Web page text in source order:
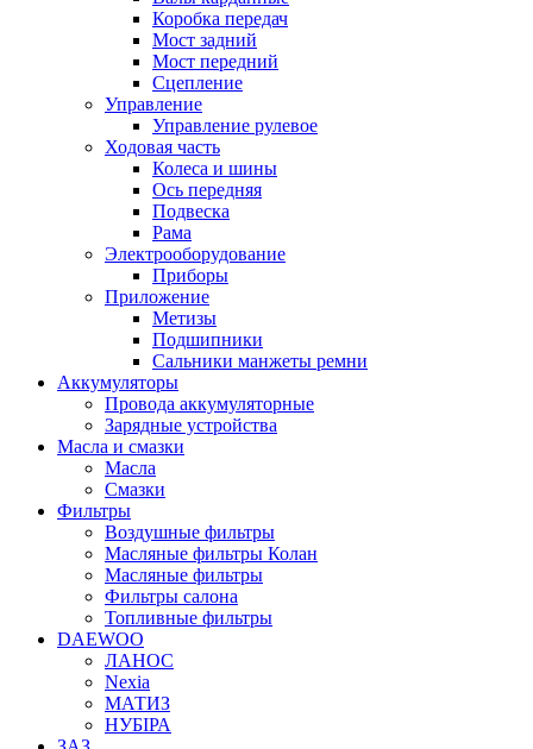
Коробка передач
Мост задний
Мост передний
Сцепление
Управление
Управление рулевое
Ходовая часть
Колеса и шины
Ось передняя
Подвеска
Рама
Электрооборудование
Приборы
Приложение
Метизы
Подшипники
Сальники манжеты ремни
Аккумуляторы
Провода аккумуляторные
Зарядные устройства
Масла и смазки
Масла
Смазки
Фильтры
Воздушные фильтры
Масляные фильтры Колан
Масляные фильтры
Фильтры салона
Топливные фильтры
DAEWOO
ЛАНОС
Nexia
МАТИЗ
НУБІРА